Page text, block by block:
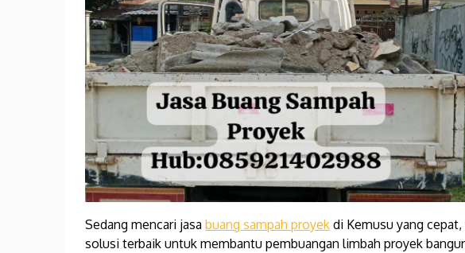
Sedang mencari jasa buang sampah proyek di Kemusu yang
solusi terbaik untuk membantu pembuangan limbah proyek